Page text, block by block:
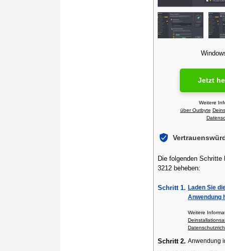
Jetzt
Weitere
über Outbyte
Die folgenden Schritte
3212 beheben:
Schritt 1. Laden Sie
Anwendung
Weitere
Schritt 2. Anwendung